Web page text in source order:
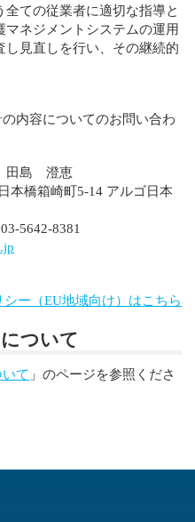
ての従業者に適切な指導と
ネジメントシステムの運用
見直しを行い、その継続的
内容についてのお問い合わ
田島 澄恵
本橋箱崎町5-14 アルゴ日本
5642-8381
ー（EU地域向け）はこちら
ついて
て 」のページを参照くださ